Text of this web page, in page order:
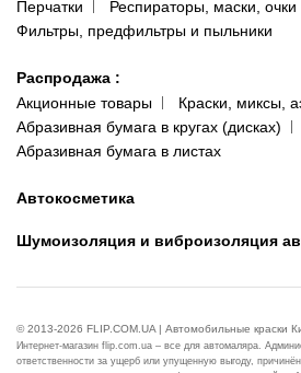
Перчатки
Респираторы, маски, очки
Фильтры, предфильтры и пыльники
Распродажа :
Акционные товары
Краски, миксы,
Абразивная бумага в кругах (дисках)
Абразивная бумага в листах
Автокосметика
Шумоизоляция и виброизоляция
© 2013-2026 FLIP.COM.UA | Автомобильные краски
Интернет-магазин flip.com.ua – все для автомаляра.
ответственности за ущерб или упущенную выгоду,